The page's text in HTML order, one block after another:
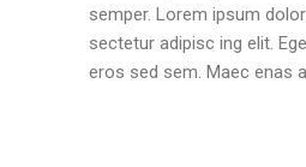
semper. Lorem ipsum
sectetur adipisc ing elit.
eros sed sem. Maec enas